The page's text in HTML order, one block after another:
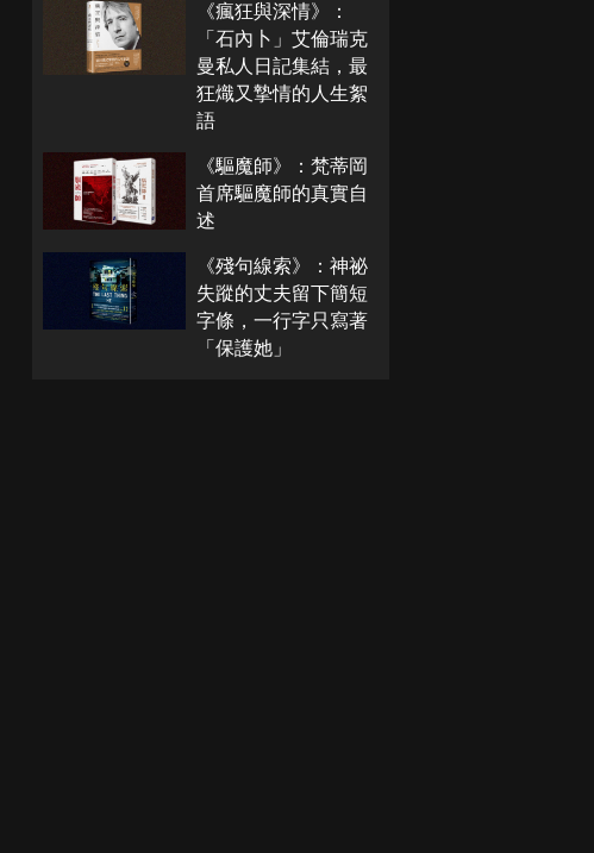
《瘋狂與深情》：
「石內卜」艾倫瑞克
曼私人日記集結，最
狂熾又摯情的人生絮
語
《驅魔師》：梵蒂岡
首席驅魔師的真實自
述
《殘句線索》：神祕
失蹤的丈夫留下簡短
字條，一行字只寫著
「保護她」